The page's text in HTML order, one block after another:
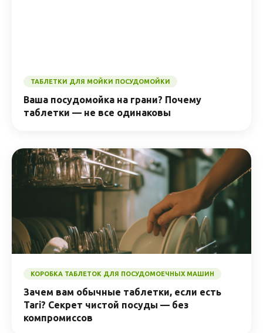
ТАБЛЕТКИ ДЛЯ МОЙКИ ПОСУДОМОЙКИ
Ваша посудомойка на грани? Почему
таблетки — не все одинаковы
КОРОБКА ТАБЛЕТОК ДЛЯ ПОСУДОМОЕЧНЫХ МАШИН
Зачем вам обычные таблетки, если есть
Tari? Секрет чистой посуды — без
компромиссов